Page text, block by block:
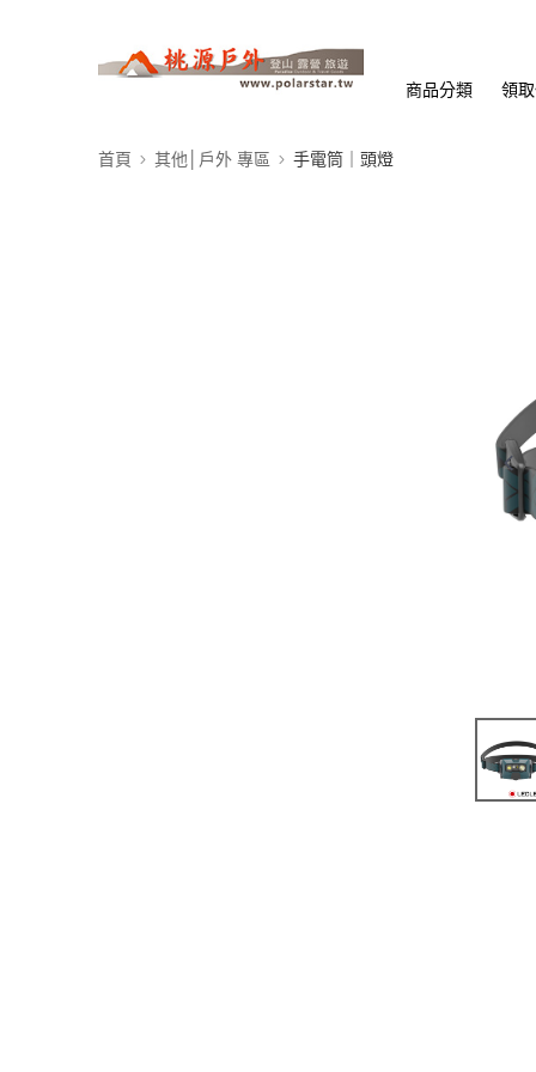
商品分類 領
首頁 其他│戶外 專區 手電筒｜頭燈